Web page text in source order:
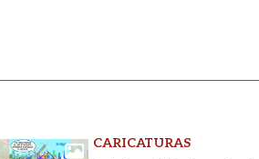
CARICATURAS